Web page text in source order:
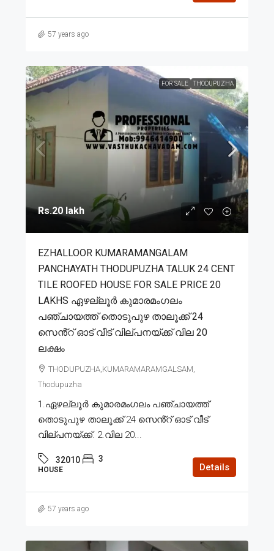
57 years ago
FOR SALE THODUPUZHA
Rs.20 lakh
EZHALLOOR KUMARAMANGALAM
PANCHAYATH THODUPUZHA TALUK 24 CENT
TILE ROOFED HOUSE FOR SALE PRICE 20
LAKHS ഏഴല്ലൂർ കുമാരമംഗലം
പഞ്ചായത്ത് തൊടുപുഴ താലൂക്ക് 24
സെൻ്റ് ഓട് വീട് വില്പനയ്ക്ക് വില 20
ലക്ഷം
THODUPUZHA,KUMARAMARAMGALSAM,
Thodupuzha
1.ഏഴല്ലൂർ കുമാരമംഗലം പഞ്ചായത്ത്
തൊടുപുഴ താലൂക്ക് 24 സെൻ്റ് ഓട് വീട്
വില്പനയ്ക്ക്. 2.വില 20...
32010 3
HOUSE Details
57 years ago